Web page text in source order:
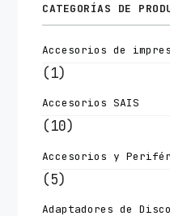
CATEGORÍAS DE
Accesorios de
(1)
Accesorios SAIS
(10)
Accesorios y
(5)
Adaptadores de